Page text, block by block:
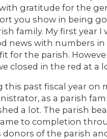
gratitude for the
you show in being
family. My first year I
news with numbers in
for the parish.
closed in the red at a
this past fiscal year on
as a parish
a lot. The parish
to completion
of the parish